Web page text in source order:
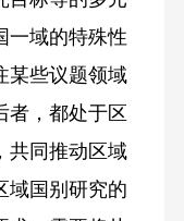
一域的特殊性
某些议题领域
者，都处于区
共同推动区域
域国别研究的